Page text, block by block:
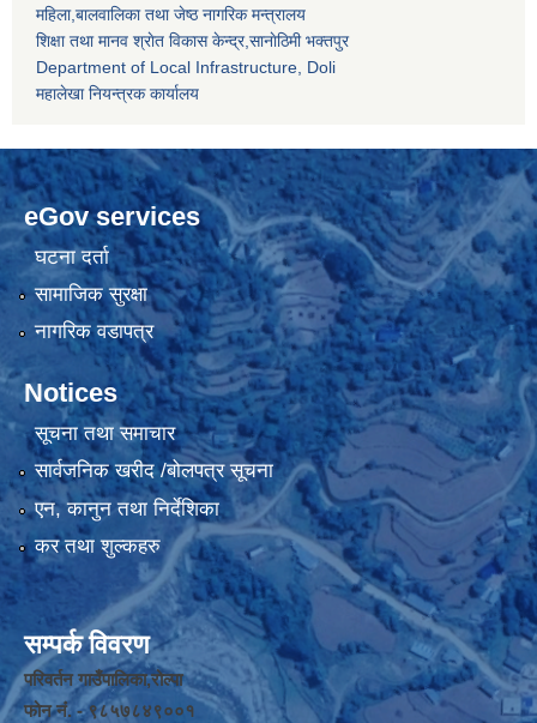
महिला,बालवालिका तथा जेष्ठ नागरिक मन्त्रालय
शिक्षा तथा मानव श्राेत विकास केन्द्र,सानाेठिमी भक्तपुर
Department of Local Infrastructure, Doli
महालेखा नियन्त्रक कार्यालय
eGov services
घटना दर्ता
सामाजिक सुरक्षा
नागरिक वडापत्र
Notices
सूचना तथा समाचार
सार्वजनिक खरीद /बोलपत्र सूचना
एन, कानुन तथा निर्देशिका
कर तथा शुल्कहरु
सम्पर्क विवरण
परिवर्तन गाउँपालिका,रोल्पा
फोन नंं. - ९८५७८४९००१